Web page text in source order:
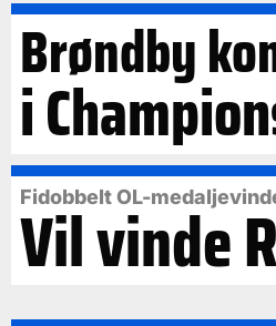
Brøndby
i
Fidobbelt OL-
Vil vinde